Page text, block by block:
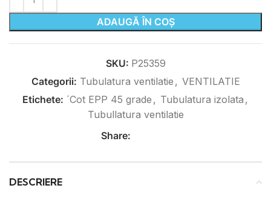
ADAUGĂ ÎN COȘ
SKU: P25359
Categorii: Tubulatura ventilatie , VENTILATIE
Etichete: ´Cot EPP 45 grade , Tubulatura izolata ,
Tubullatura ventilatie
Share:
DESCRIERE